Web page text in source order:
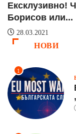
Ексклузивно!
Борисов или...
28.03.2021
НОВИ
1